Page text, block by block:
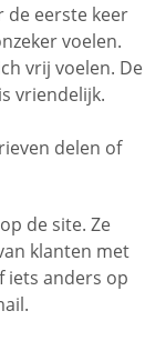
de eerste keer
voelen.
vrij voelen. De
vriendelijk.
delen of
de site. Ze
klanten met
iets anders op